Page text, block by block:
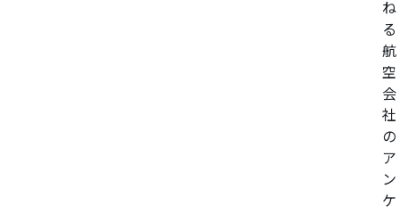
ね
る
航
空
会
社
の
ア
ン
ケ